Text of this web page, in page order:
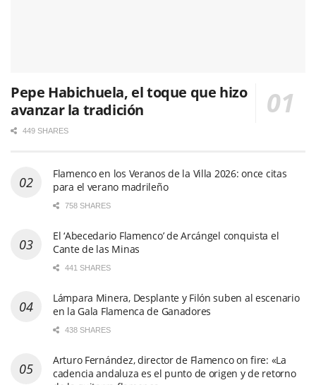
Pepe Habichuela, el toque que hizo
avanzar la tradición
449 SHARES
Flamenco en los Veranos de la Villa 2026: once citas
para el verano madrileño
758 SHARES
El ‘Abecedario Flamenco’ de Arcángel conquista el
Cante de las Minas
441 SHARES
Lámpara Minera, Desplante y Filón suben al escenario
en la Gala Flamenca de Ganadores
438 SHARES
Arturo Fernández, director de Flamenco on fire: «La
cadencia andaluza es el punto de origen y de retorno